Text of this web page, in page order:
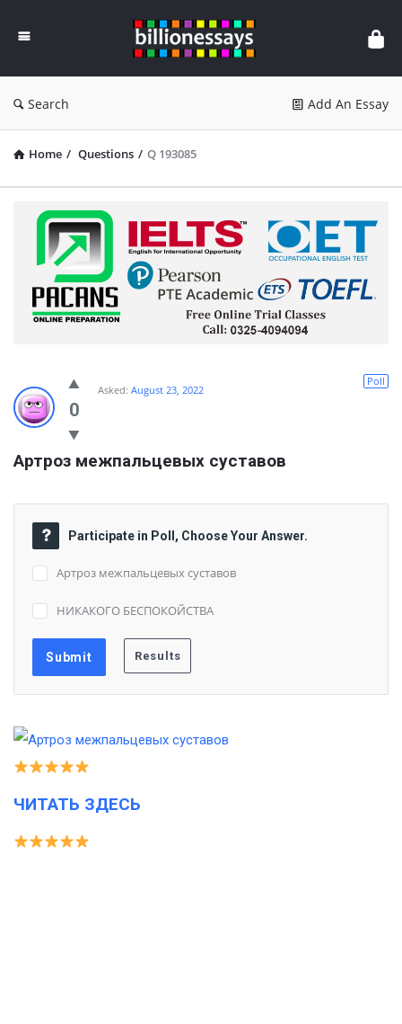
Essays
Search Add An Essay
Home / Questions / Q 193085
0
Poll
Asked: August 23, 2022
Артроз межпальцевых суставов
Participate in Poll, Choose Your Answer.
Артроз межпальцевых суставов
НИКАКОГО БЕСПОКОЙСТВА
ЧИТАТЬ ЗДЕСЬ